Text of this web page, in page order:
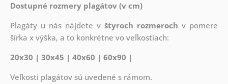
Dostupné rozmery plagátov (v cm)
Plagáty u nás nájdete vštyroch rozmeroch v pomere
šírka x výška, a to konkrétne vo veľkostiach:
20x30 | 30x45 | 40x60 | 60x90 |
Veľkosti plagátov sú uvedené s rámom.